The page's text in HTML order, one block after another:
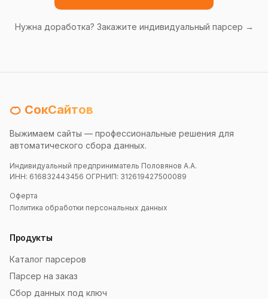
Нужна доработка? Закажите индивидуальный парсер →
🍊 СокСайтов
Выжимаем сайты — профессиональные решения для
автоматического сбора данных.
Индивидуальный предприниматель Половянов А.А.
ИНН: 616832443456 ОГРНИП: 312619427500089
Оферта
Политика обработки персональных данных
Продукты
Каталог парсеров
Парсер на заказ
Сбор данных под ключ